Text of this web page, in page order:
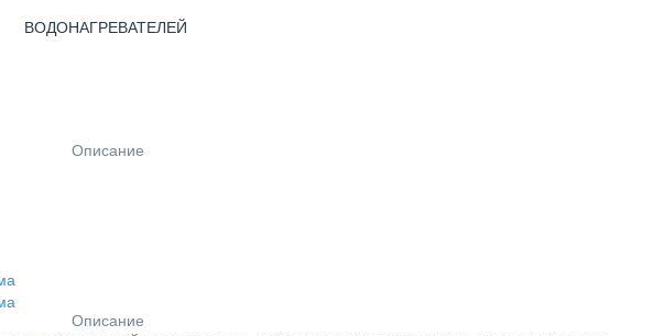
ВОДОНАГРЕВАТЕЛЕЙ
Описание
Описание